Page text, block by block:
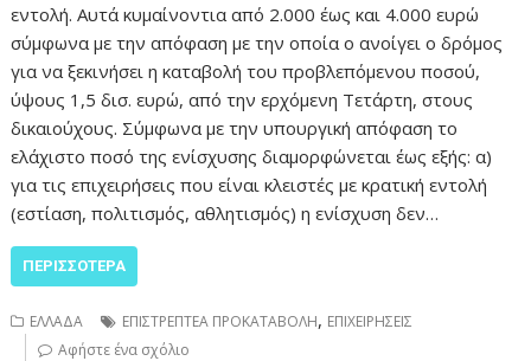
εντολή. Αυτά κυμαίνοντια από 2.000 έως και 4.000 ευρώ
σύμφωνα με την απόφαση με την οποία ο ανοίγει ο δρόμος
για να ξεκινήσει η καταβολή του προβλεπόμενου ποσού,
ύψους 1,5 δισ. ευρώ, από την ερχόμενη Τετάρτη, στους
δικαιούχους. Σύμφωνα με την υπουργική απόφαση το
ελάχιστο ποσό της ενίσχυσης διαμορφώνεται έως εξής: α)
για τις επιχειρήσεις που είναι κλειστές με κρατική εντολή
(εστίαση, πολιτισμός, αθλητισμός) η ενίσχυση δεν…
ΠΕΡΙΣΣΌΤΕΡΑ
ΕΛΛΑΔΑ ΕΠΙΣΤΡΕΠΤΕΑ ΠΡΟΚΑΤΑΒΟΛΗ, ΕΠΙΧΕΙΡΗΣΕΙΣ
Αφήστε ένα σχόλιο